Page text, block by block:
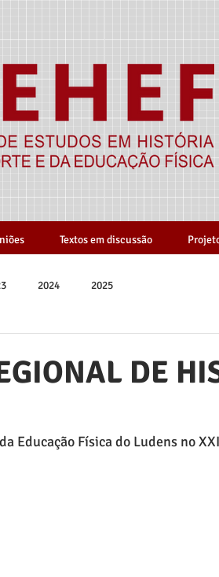
Textos em discussão
2024 2025
DE
Educação Física do Ludens no